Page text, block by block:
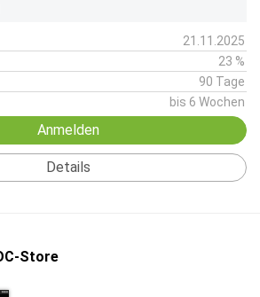
21.11.2025
23 %
90 Tage
bis 6 Wochen
Anmelden
Details
Store